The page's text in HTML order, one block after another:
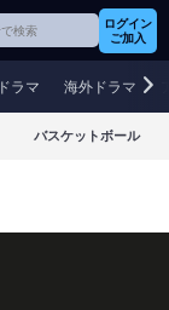
ログイン
ご加入
ラマ 海外ドラマ
バスケットボール